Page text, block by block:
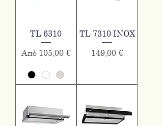
TL 6310
Από 105,00 €
Τιμή Έκπτωσης
TL 7310 INOX
Τιμή
149,00 €